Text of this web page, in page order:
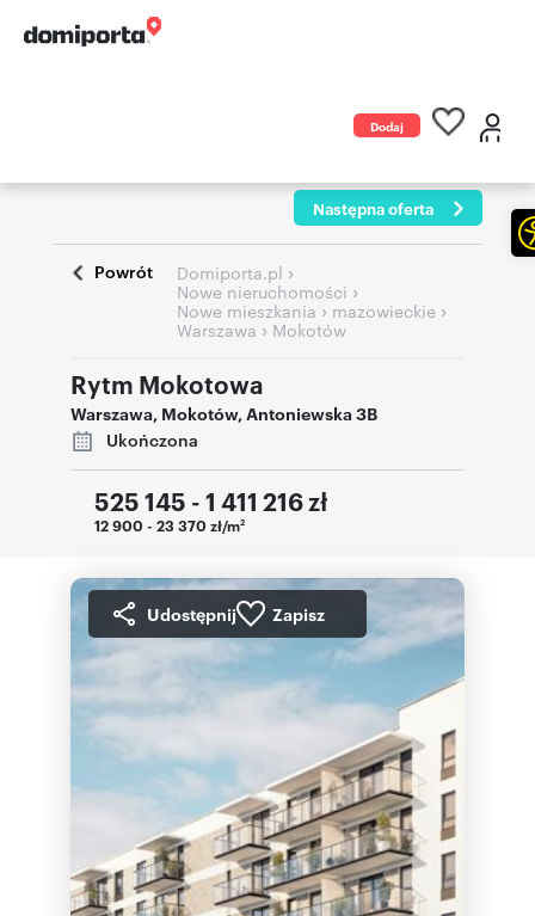
Dodaj
Następna oferta
Powrót Domiporta.pl ›
Nowe nieruchomości ›
Nowe mieszkania › mazowieckie ›
Warszawa › Mokotów
Rytm Mokotowa
Warszawa, Mokotów,Antoniewska 3B
Ukończona
525 145 - 1 411 216zł
12 900 - 23 370 zł/m2
Udostępnij Zapisz